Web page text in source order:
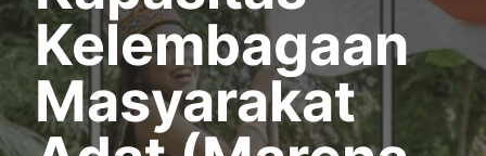
Kelembagaan
Masyarakat